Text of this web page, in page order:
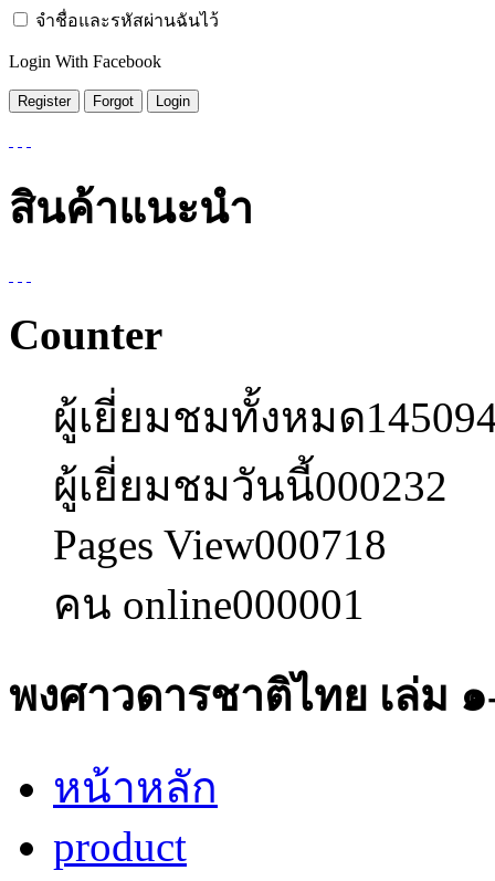
จำชื่อและรหัสผ่านฉันไว้
Login With Facebook
สินค้าแนะนำ
Counter
ผู้เยี่ยมชมทั้งหมด
ผู้เยี่ยมชมวันนี้000232
Pages View000718
คน online000001
พงศาวดารชาติไทย เล่ม
หน้าหลัก
product